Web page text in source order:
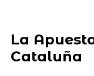
La
Cataluña